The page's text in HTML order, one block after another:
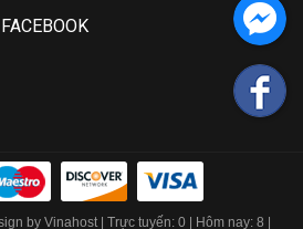
by Vinahost | Trực tuyến: 0 | Hôm nay: 8 |